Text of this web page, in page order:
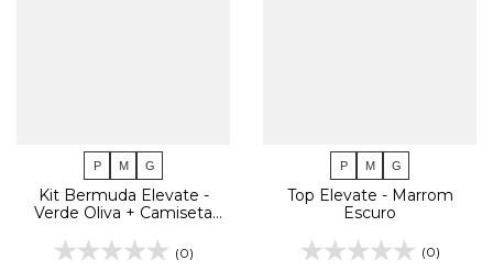
P M G
Kit Bermuda Elevate -
Verde Oliva + Camiseta
(0)
P M G
Top Elevate - Marrom
Escuro
(0)